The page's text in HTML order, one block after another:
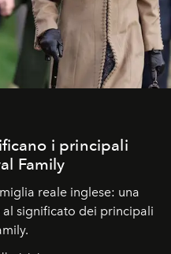
i principali
Family
reale inglese: una
significato dei principali